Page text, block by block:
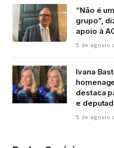
“Não é
grupo”,
apoio à
5 de agosto
Ivana
destaca
e
5 de agosto